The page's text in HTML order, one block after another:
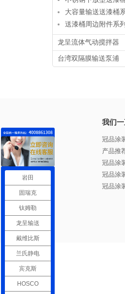
大容量输送送漆桶
送漆桶周边附件系列
龙呈流体气动搅拌器
台湾双隔膜输送泵浦
我们
冠品涂
产品推
冠品涂
冠品涂
冠品涂
岩田
固瑞克
钛姆勒
龙呈输送
戴维比斯
兰氏静电
宾克斯
HOSCO